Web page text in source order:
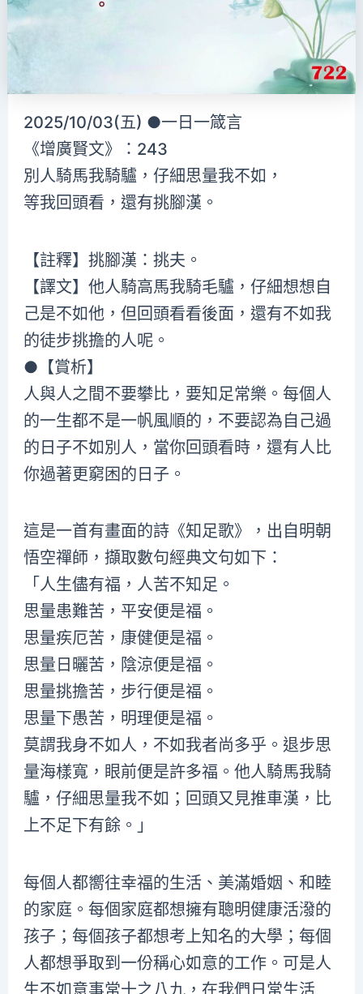
2025/10/03(五) ●一日一箴言
《增廣賢文》：243
別人騎馬我騎驢，仔細思量我不如，
等我回頭看，還有挑腳漢。
【註釋】挑腳漢：挑夫。
【譯文】他人騎高馬我騎毛驢，仔細想想自
己是不如他，但回頭看看後面，還有不如我
的徒步挑擔的人呢。
●【賞析】
人與人之間不要攀比，要知足常樂。每個人
的一生都不是一帆風順的，不要認為自己過
的日子不如別人，當你回頭看時，還有人比
你過著更窮困的日子。
這是一首有畫面的詩《知足歌》，出自明朝
悟空禪師，擷取數句經典文句如下：
「人生儘有福，人苦不知足。
思量患難苦，平安便是福。
思量疾厄苦，康健便是福。
思量日曬苦，陰涼便是福。
思量挑擔苦，步行便是福。
思量下愚苦，明理便是福。
莫謂我身不如人，不如我者尚多乎。退步思
量海樣寬，眼前便是許多福。他人騎馬我騎
驢，仔細思量我不如；回頭又見推車漢，比
上不足下有餘。」
每個人都嚮往幸福的生活、美滿婚姻、和睦
的家庭。每個家庭都想擁有聰明健康活潑的
孩子；每個孩子都想考上知名的大學；每個
人都想爭取到一份稱心如意的工作。可是人
生不如意事常十之八九，在我們日常生活